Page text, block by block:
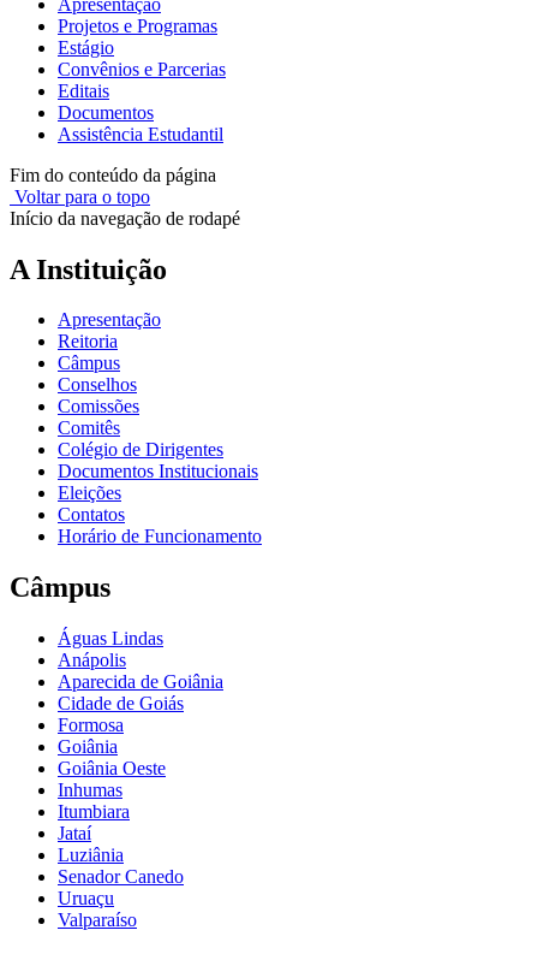
Projetos e Programas
Estágio
Convênios e Parcerias
Editais
Documentos
Assistência Estudantil
Fim do conteúdo da página
Voltar para o topo
Início da navegação de rodapé
A Instituição
Apresentação
Reitoria
Câmpus
Conselhos
Comissões
Comitês
Colégio de Dirigentes
Documentos Institucionais
Eleições
Contatos
Horário de Funcionamento
Câmpus
Águas Lindas
Anápolis
Aparecida de Goiânia
Cidade de Goiás
Formosa
Goiânia
Goiânia Oeste
Inhumas
Itumbiara
Jataí
Luziânia
Senador Canedo
Uruaçu
Valparaíso